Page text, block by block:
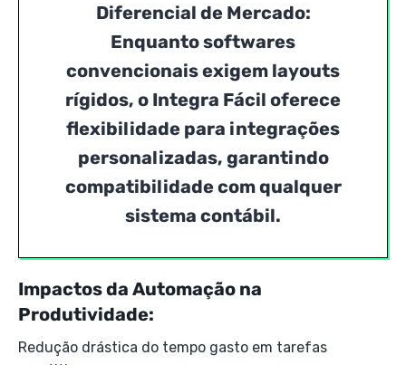
Diferencial de Mercado:
Enquanto softwares
convencionais exigem layouts
rígidos, o Integra Fácil oferece
flexibilidade para integrações
personalizadas, garantindo
compatibilidade com qualquer
sistema contábil.
Impactos da Automação na
Produtividade:
Redução drástica do tempo gasto em tarefas